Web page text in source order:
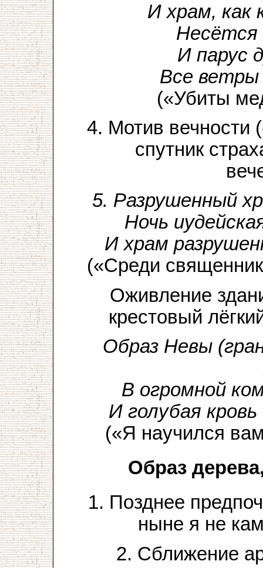
И храм, как
Несётся
И парус
Все ветры
(«Убиты
4. Мотив
спутник
5. Разрушенный
Ночь
И храм
(«Среди
Оживление
крестовый
Образ Невы
В огромной
И голубая
(«Я научился
Образ
1. Позднее
ныне я не
2. Сближение